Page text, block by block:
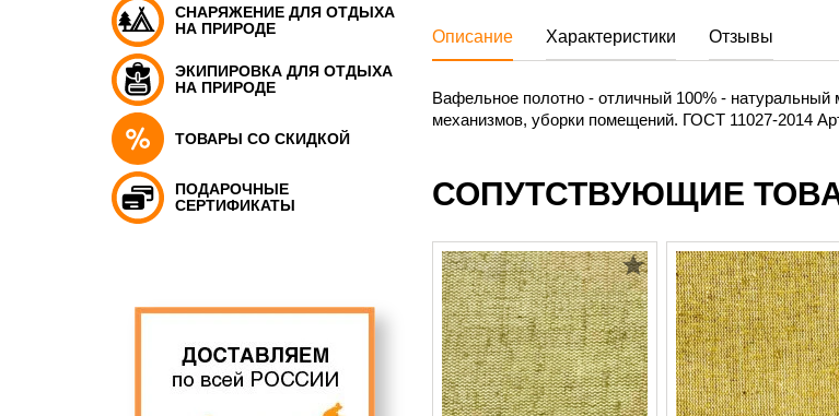
СНАРЯЖЕНИЕ ДЛЯ ОТДЫХА
НА ПРИРОДЕ
ЭКИПИРОВКА ДЛЯ ОТДЫХА
НА ПРИРОДЕ
ТОВАРЫ СО СКИДКОЙ
ПОДАРОЧНЫЕ
СЕРТИФИКАТЫ
Описание Характеристики Отзывы
Вафельное полотно - отличный 100% - натуральный
механизмов, уборки помещений. ГОСТ 11027-2014
СОПУТСТВУЮЩИЕ